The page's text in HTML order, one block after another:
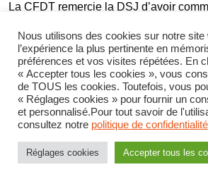
La CFDT remercie la DSJ d’avoir
localisation spécifiques des emplois
sans attendre la fin de la période
Nous espérons que cette première
aux juridictions de sortir du flou dans
trouvaient pour organiser leurs services.
En effet, la mise en place de la réforme
Nous utilisons des cookies sur notre
l’expérience la plus pertinente en
préférences et vos visites répétées. En
« Accepter tous les cookies », vous
de TOUS les cookies. Toutefois, vous
« Réglages cookies » pour fournir un
et personnalisé.Pour tout savoir de
consultez notre politique de confidentialité
Réglages cookies Accepter tous les